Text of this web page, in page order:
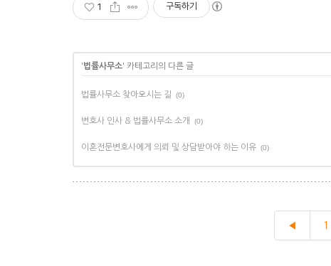
1 구독하기
'법률사무소' 카테고리의 다른 글
법률사무소 찾아오시는 길 (0)
변호사 인사 & 법률사무소 소개 (0)
이혼전문변호사에게 의뢰 및 상담받아야 하는 이유 (0)
◀ 1